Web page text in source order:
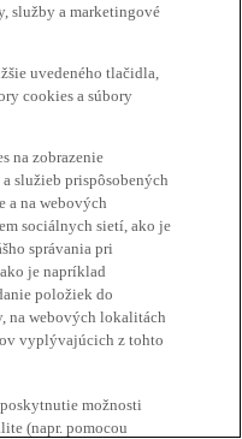
služby a marketingové
uvedeného tlačidla,
cookies a súbory
na zobrazenie
služieb prispôsobených
a na webových
sociálnych sietí, ako je
správania pri
je napríklad
položiek do
na webových lokalitách
vyplývajúcich z tohto
možnosti
(napr. pomocou